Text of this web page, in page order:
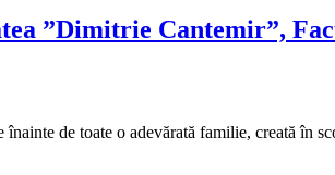
”Dimitrie Cantemir”,
de toate o adevărată familie, creată în